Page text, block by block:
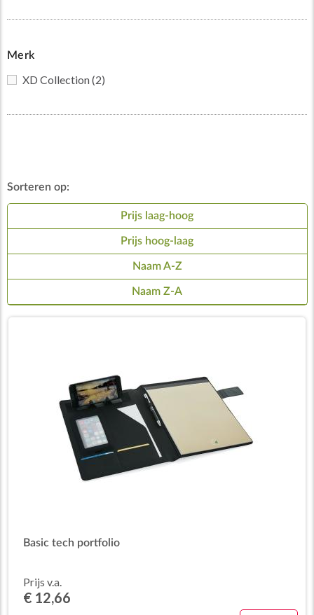
Merk
XD Collection(2)
Sorteren op:
Prijs laag-hoog
Prijs hoog-laag
Naam A-Z
Naam Z-A
Basic tech portfolio
Prijs v.a.
€ 12,66